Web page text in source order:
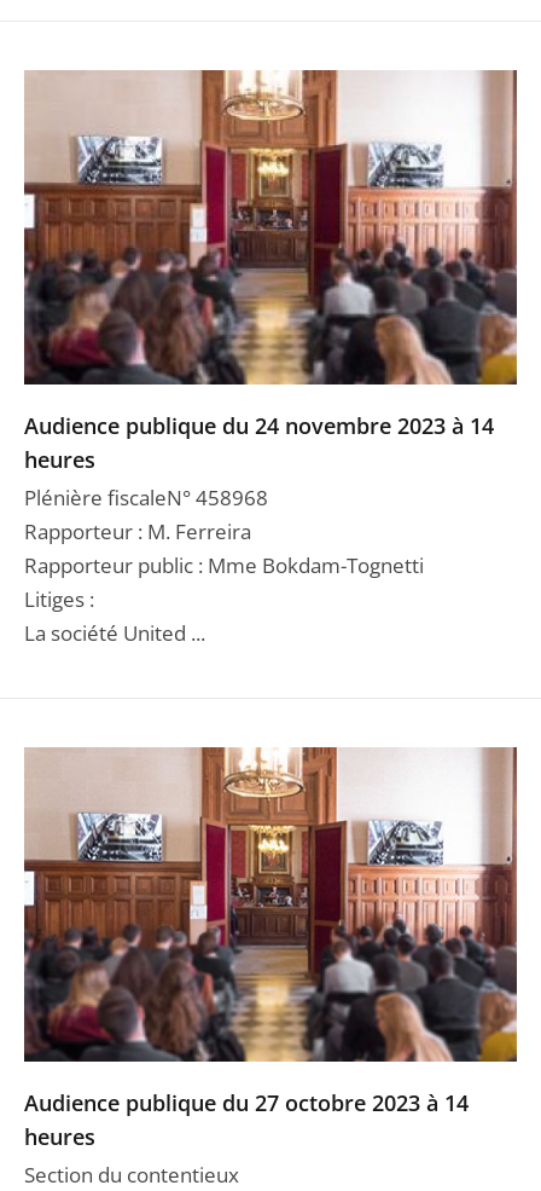
Audience publique du 24 novembre 2023 à 14
heures
Plénière fiscaleN° 458968
Rapporteur : M. Ferreira
Rapporteur public : Mme Bokdam-Tognetti
Litiges :
La société United ...
Audience publique du 27 octobre 2023 à 14
heures
Section du contentieux